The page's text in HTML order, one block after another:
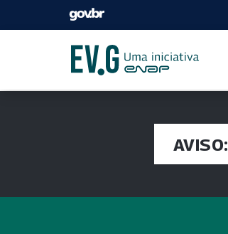
AVISO: